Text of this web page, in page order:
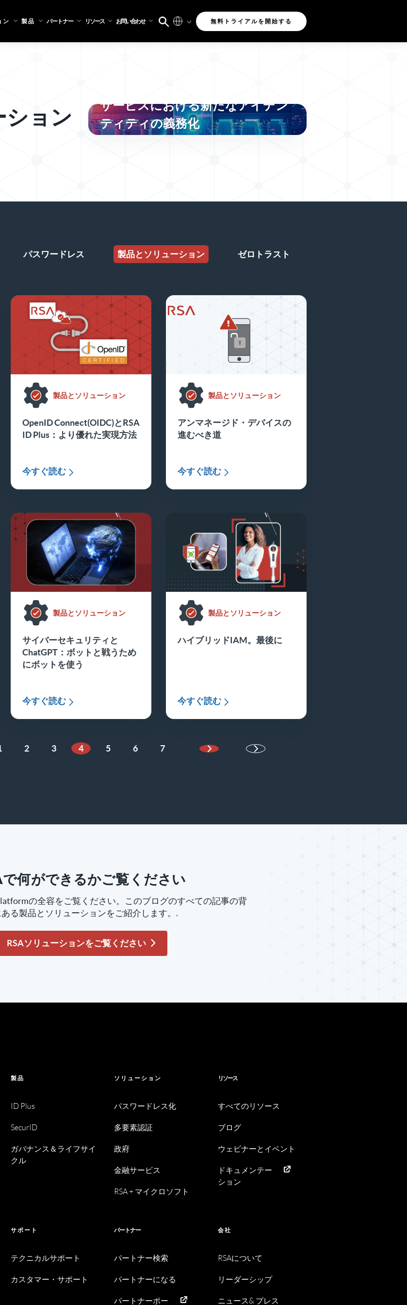
ン 製品 パートナー リソース お問い合わせ 無料トライアルを開始する
ション
サービスにおける新たなアイデン
ティティの義務化
パスワードレス 製品とソリューション ゼロトラスト
製品とソリューション
OpenID Connect(OIDC)とRSA
ID Plus：より優れた実現方法
今すぐ読む
製品とソリューション
アンマネージド・デバイスの
進むべき道
今すぐ読む
製品とソリューション
サイバーセキュリティと
ChatGPT：ボットと戦うため
にボットを使う
今すぐ読む
製品とソリューション
ハイブリッドIAM。最後に
今すぐ読む
2 3 4 5 6 7
次のページ
で何ができるかご覧ください
の全容をご覧ください。このブログのすべての記事の背
る製品とソリューションをご紹介します。.
RSAソリューションをご覧ください
製品
ID Plus
SecurID
ガバナンス＆ライフサイ
クル
ソリューション
パスワードレス化
多要素認証
政府
金融サービス
RSA + マイクロソフト
リソース
すべてのリソース
ブログ
ウェビナーとイベント
ドキュメンテー
ション
サポート
テクニカルサポート
カスタマー・サポート
パートナー
パートナー検索
パートナーになる
パートナーポー
会社
RSAについて
リーダーシップ
ニュース& プレス